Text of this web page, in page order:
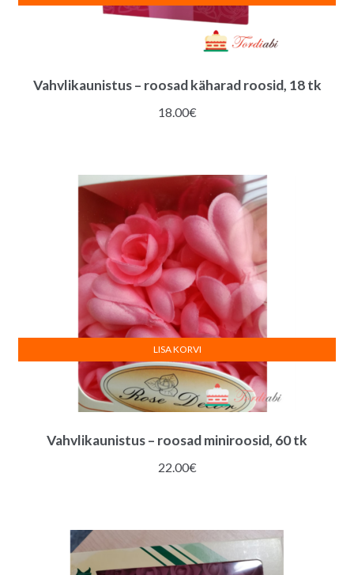
Vahvlikaunistus – roosad käharad roosid, 18 tk
18.00€
Vahvlikaunistus – roosad miniroosid, 60 tk
22.00€
LISA KORVI